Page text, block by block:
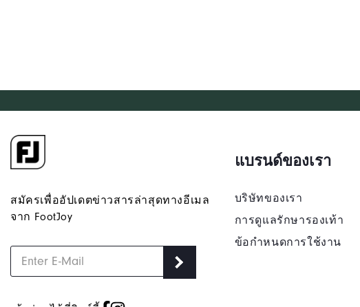
สมัครเพื่ออัปเดตข่าวสารล่าสุดทางอีเมล
จาก FootJoy
แบรนด์ของเรา
บริษัทของเรา
การดูแลรักษารองเท้า
ข้อกำหนดการใช้งาน